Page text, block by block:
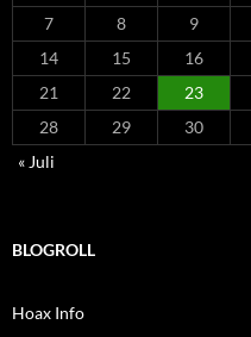
7
8 9
14
15 16
21
22 23
28
29
30
« Juli
BLOGROLL
Hoax Info